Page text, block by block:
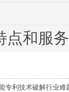
点和服务
专利技术破解行业难